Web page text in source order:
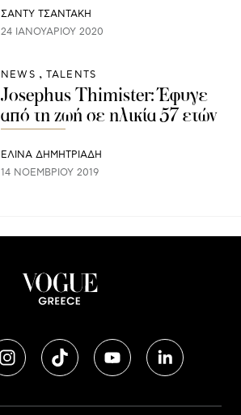
ΣΑΝΤΥ ΤΣΑΝΤΑΚΗ
24 ΙΑΝΟΥΑΡΊΟΥ 2020
NEWS TALENTS
Josephus Thimister: Έφυγε
από τη ζωή σε ηλικία 57 ετών
ΕΛΙΝΑ ΔΗΜΗΤΡΙΑΔΗ
14 ΝΟΕΜΒΡΊΟΥ 2019